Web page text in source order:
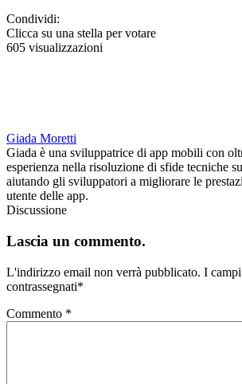
Condividi:
Clicca su una stella per votare
605 visualizzazioni
Giada Moretti
Giada è una sviluppatrice di app mobili con
esperienza nella risoluzione di sfide tecniche
aiutando gli sviluppatori a migliorare le
utente delle app.
Discussione
Lascia un commento.
L'indirizzo email non verrà pubblicato. I
contrassegnati*
Commento *